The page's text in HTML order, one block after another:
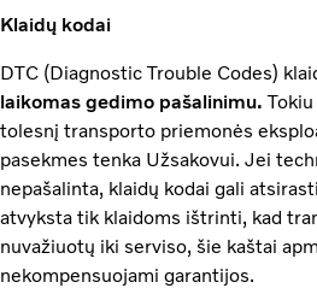
Klaidų kodai
DTC (Diagnostic Trouble Codes)
laikomas gedimo pašalinimu.
tolesnį transporto priemonės
pasekmes tenka Užsakovui. Jei
nepašalinta, klaidų kodai gali
atvyksta tik klaidoms ištrinti, kad
nuvažiuotų iki serviso, šie kaštai
nekompensuojami garantijos.